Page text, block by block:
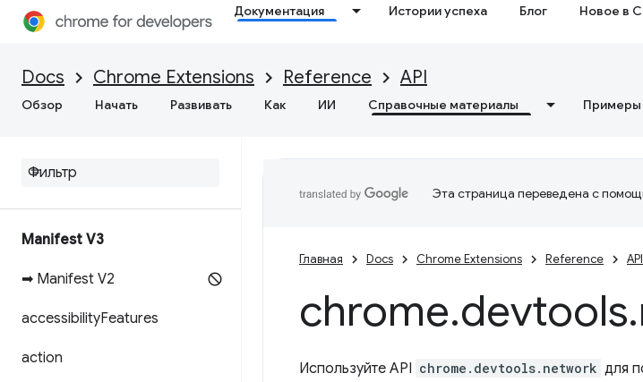
Документация Истории успеха Блог Новое в
Docs Chrome Extensions Reference API
Обзор Начать Развивать Как ИИ Справочные материалы Примеры
Manifest V3
➡ Manifest V2
accessibilityFeatures
action
Эта страница переведена с
Главная Docs Chrome Extensions Reference API
chrome.devtools.
Используйте API chrome.devtools.network для